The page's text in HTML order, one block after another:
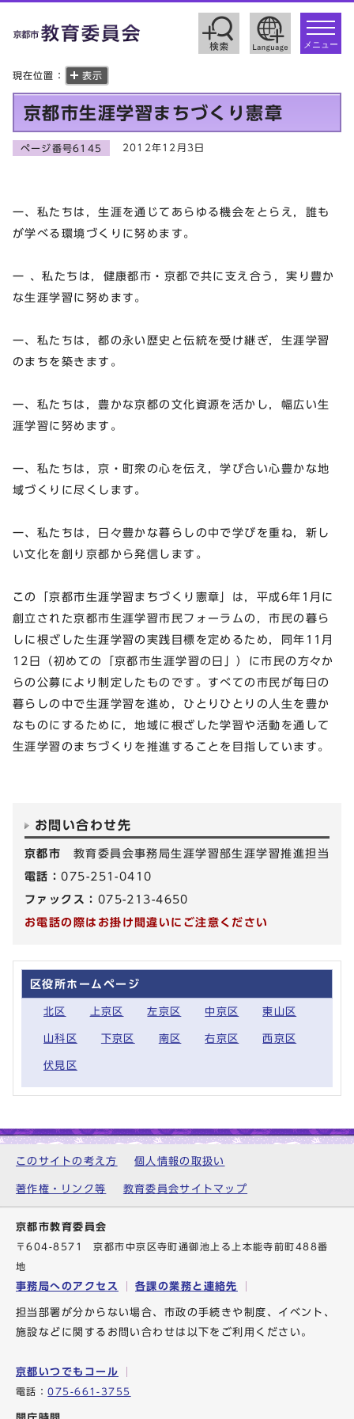
toggle
メニュー
現在位置： 表示
京都市生涯学習まちづくり憲章
ページ番号6145 2012年12月3日
一、私たちは，生涯を通じてあらゆる機会をとらえ，誰も
が学べる環境づくりに努めます。
一 、私たちは，健康都市・京都で共に支え合う，実り豊か
な生涯学習に努めます。
一、私たちは，都の永い歴史と伝統を受け継ぎ，生涯学習
のまちを築きます。
一、私たちは，豊かな京都の文化資源を活かし，幅広い生
涯学習に努めます。
一、私たちは，京・町衆の心を伝え，学び合い心豊かな地
域づくりに尽くします。
一、私たちは，日々豊かな暮らしの中で学びを重ね，新し
い文化を創り京都から発信します。
この「京都市生涯学習まちづくり憲章」は，平成6年1月に
創立された京都市生涯学習市民フォーラムの，市民の暮ら
しに根ざした生涯学習の実践目標を定めるため，同年11月
12日（初めての「京都市生涯学習の日」）に市民の方々か
らの公募により制定したものです。すべての市民が毎日の
暮らしの中で生涯学習を進め，ひとりひとりの人生を豊か
なものにするために，地域に根ざした学習や活動を通して
生涯学習のまちづくりを推進することを目指しています。
お問い合わせ先
京都市 教育委員会事務局生涯学習部生涯学習推進担当
電話：075-251-0410
ファックス： 075-213-4650
お電話の際はお掛け間違いにご注意ください
区役所ホームページ
北区 上京区 左京区 中京区 東山区
山科区 下京区 南区 右京区 西京区
伏見区
このサイトの考え方 個人情報の取扱い
著作権・リンク等 教育委員会サイトマップ
京都市教育委員会
〒604-8571 京都市中京区寺町通御池上る上本能寺前町488番
地
事務局へのアクセス 各課の業務と連絡先
担当部署が分からない場合、市政の手続きや制度、イベント、
施設などに関するお問い合わせは以下をご利用ください。
京都いつでもコール
電話：075-661-3755